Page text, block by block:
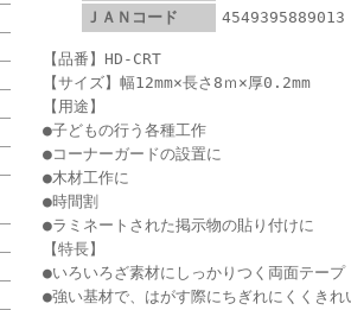
ＪＡＮコード
4549395889013
【品番】HD-CRT
【サイズ】幅12mm×長さ8ｍ×厚0.2mm
【用途】
●子どもの行う各種工作
●コーナーガードの設置に
●木材工作に
●時間割
●ラミネートされた掲示物の貼り付けに
【特長】
●いろいろざ素材にしっかりつく両面テープ
●強い基材で、はがす際にちぎれにくくきれ